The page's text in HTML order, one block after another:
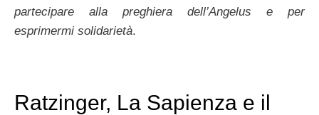
partecipare alla preghiera dell’Angelus e per
esprimermi solidarietà.
Ratzinger, La Sapienza e il